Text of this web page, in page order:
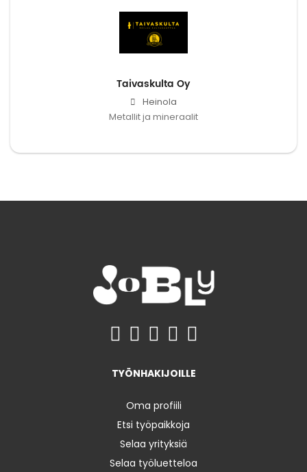
Taivaskulta Oy
Heinola
Metallit ja mineraalit
TYÖNHAKIJOILLE
Oma profiili
Etsi työpaikkoja
Selaa yrityksiä
Selaa työluetteloa